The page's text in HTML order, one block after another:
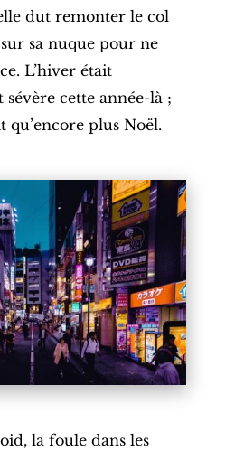
dut remonter le col
sa nuque pour ne
L’hiver était
cette année-là ;
qu’encore plus Noël.
la foule dans les